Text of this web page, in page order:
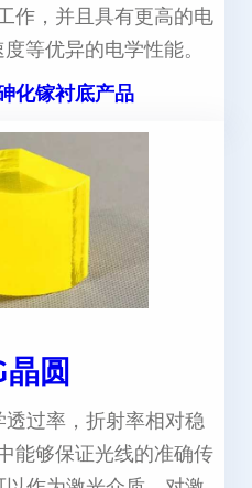
作，并且具有更高的电
等优异的电学性能。
化镓衬底产品
圆
透过率，折射率相对稳
能够保证光线的准确传